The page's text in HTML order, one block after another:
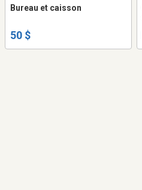
Bureau et caisson
50 $